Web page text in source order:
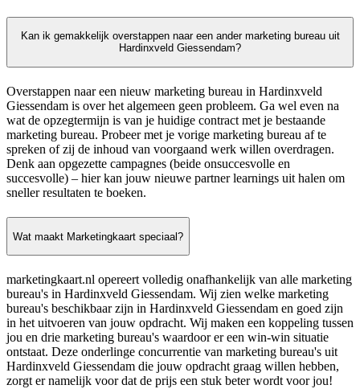
Kan ik gemakkelijk overstappen naar een ander marketing bureau uit
Hardinxveld Giessendam?
Overstappen naar een nieuw marketing bureau in Hardinxveld
Giessendam is over het algemeen geen probleem. Ga wel even na
wat de opzegtermijn is van je huidige contract met je bestaande
marketing bureau. Probeer met je vorige marketing bureau af te
spreken of zij de inhoud van voorgaand werk willen overdragen.
Denk aan opgezette campagnes (beide onsuccesvolle en
succesvolle) – hier kan jouw nieuwe partner learnings uit halen om
sneller resultaten te boeken.
Wat maakt Marketingkaart speciaal?
marketingkaart.nl opereert volledig onafhankelijk van alle marketing
bureau's in Hardinxveld Giessendam. Wij zien welke marketing
bureau's beschikbaar zijn in Hardinxveld Giessendam en goed zijn
in het uitvoeren van jouw opdracht. Wij maken een koppeling tussen
jou en drie marketing bureau's waardoor er een win-win situatie
ontstaat. Deze onderlinge concurrentie van marketing bureau's uit
Hardinxveld Giessendam die jouw opdracht graag willen hebben,
zorgt er namelijk voor dat de prijs een stuk beter wordt voor jou!